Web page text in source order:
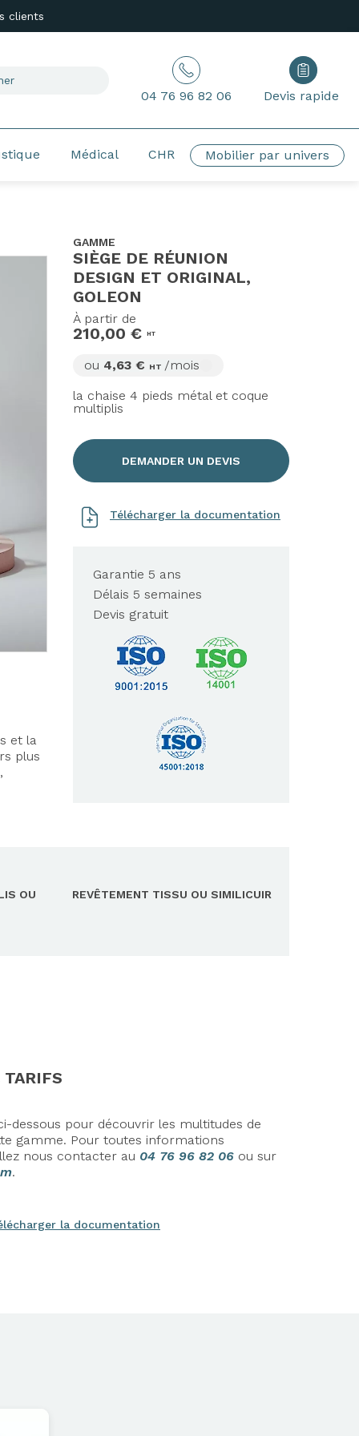
clients
04 76 96 82 06 Devis rapide
Médical CHR Mobilier par univers
GAMME
SIÈGE DE RÉUNION
DESIGN ET ORIGINAL,
GOLEON
À partir de
210,00 € HT
ou 4,63 € HT /mois
la chaise 4 pieds métal et coque
multiplis
DEMANDER UN DEVIS
Télécharger la documentation
Garantie 5 ans
Délais 5 semaines
Devis gratuit
et la
plus
OU REVÊTEMENT TISSU OU SIMILICUIR
dessous pour découvrir les multitudes de
gamme. Pour toutes informations
nous contacter au 04 76 96 82 06 ou sur
.
la documentation